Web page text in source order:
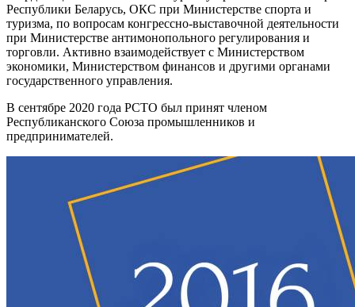
Республики Беларусь, ОКС при Министерстве спорта и
туризма, по вопросам конгрессно-выставочной деятельности
при Министерстве антимонопольного регулирования и
торговли. Активно взаимодействует с Министерством
экономики, Министерством финансов и другими органами
государственного управления.
В сентябре 2020 года РСТО был принят членом
Республиканского Союза промышленников и
предпринимателей.